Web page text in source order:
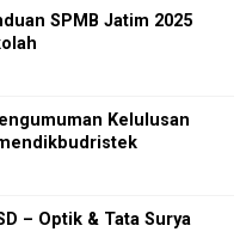
SPMB Jatim 2025
Kelulusan
– Optik & Tata Surya